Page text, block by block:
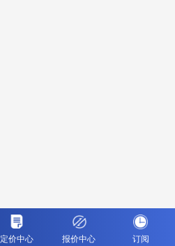
定价中心 报价中心 订阅